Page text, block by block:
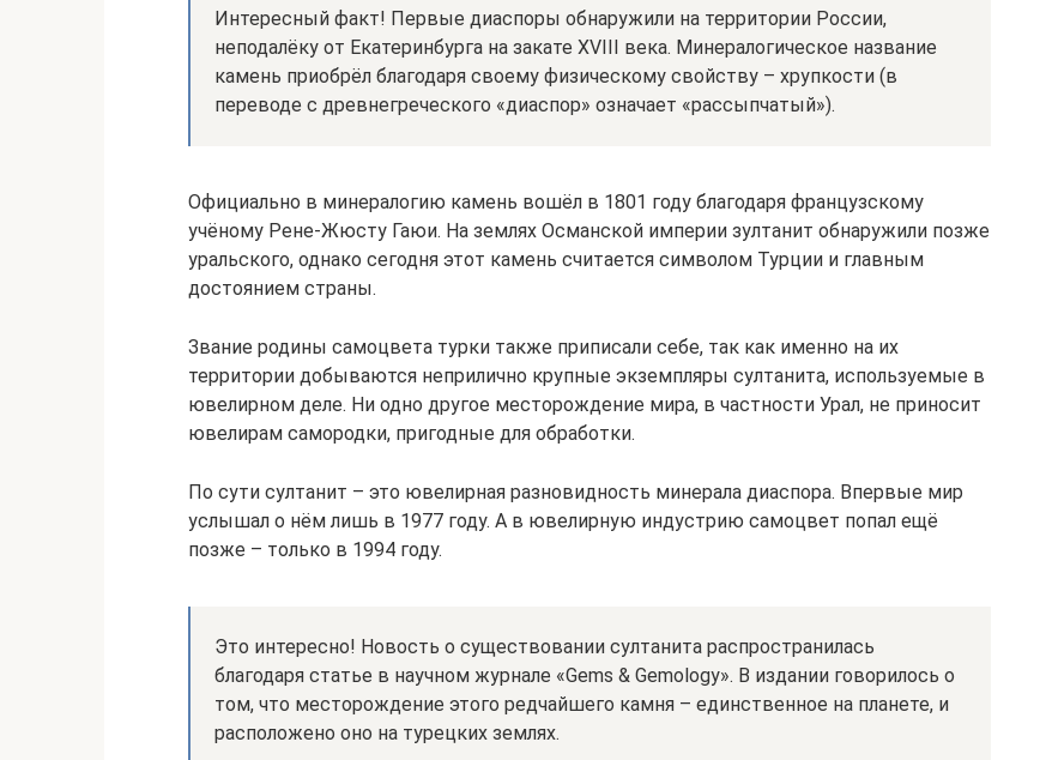
Интересный факт! Первые диаспоры обнаружили на территории России,
неподалёку от Екатеринбурга на закате XVIII века. Минералогическое название
камень приобрёл благодаря своему физическому свойству – хрупкости (в
переводе с древнегреческого «диаспор» означает «рассыпчатый»).
Официально в минералогию камень вошёл в 1801 году благодаря французскому
учёному Рене-Жюсту Гаюи. На землях Османской империи зултанит обнаружили позже
уральского, однако сегодня этот камень считается символом Турции и главным
достоянием страны.
Звание родины самоцвета турки также приписали себе, так как именно на их
территории добываются неприлично крупные экземпляры султанита, используемые в
ювелирном деле. Ни одно другое месторождение мира, в частности Урал, не приносит
ювелирам самородки, пригодные для обработки.
По сути султанит – это ювелирная разновидность минерала диаспора. Впервые мир
услышал о нём лишь в 1977 году. А в ювелирную индустрию самоцвет попал ещё
позже – только в 1994 году.
Это интересно! Новость о существовании султанита распространилась
благодаря статье в научном журнале «Gems & Gemology». В издании говорилось о
том, что месторождение этого редчайшего камня – единственное на планете, и
расположено оно на турецких землях.